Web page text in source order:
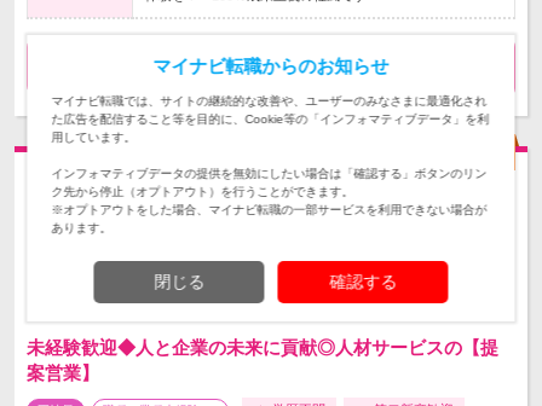
気になる 求人詳細を見る
未経験歓迎◆人と企業の未来に貢献◎人材サービスの【提
案営業】
マイナビ転職からのお知らせ
マイナビ転職では、サイトの継続的な改善や、ユーザーのみなさまに最適化され
た広告を配信すること等を目的に、Cookie等の「インフォマティブデータ」を利
用しています。
インフォマティブデータの提供を無効にしたい場合は「確認する」ボタンのリン
ク先から停止（オプトアウト）を行うことができます。
※オプトアウトをした場合、マイナビ転職の一部サービスを利用できない場合が
あります。
閉じる 確認する